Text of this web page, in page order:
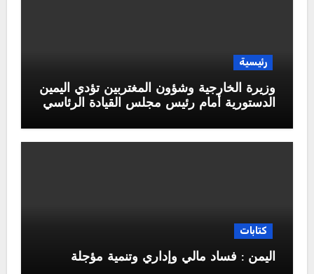
رئيسية
وزيرة الخارجية وشؤون المغتربين تؤدي اليمين
الدستورية أمام رئيس مجلس القيادة الرئاسي
كتابات
اليمن : فساد مالي وإداري وتنمية مؤجلة